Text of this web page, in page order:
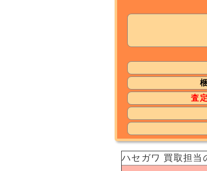
査
ハセガワ 買取担当